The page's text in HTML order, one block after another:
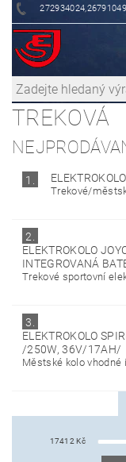
TREKOVÁ
1.
Trekové/
2.
ELEKTROKOLO
INTEGROVANÁ
Trekové sportovní
3.
ELEKTROKOLO
/250W, 36V/17AH/
Městské kolo vhodné
17412 Kč